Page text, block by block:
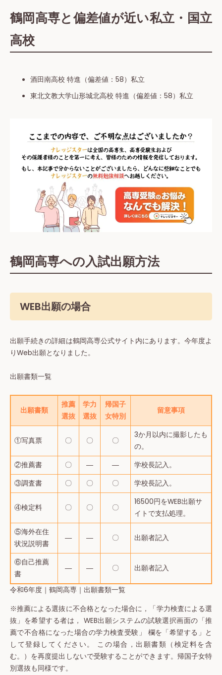
鶴岡高専と偏差値が近い私立・国立
高校
酒田南高校 特進（偏差値：58）私⽴
東北文教大学山形城北高校 特進（偏差値：58）私⽴
鶴岡高専への入試出願方法
WEB出願の場合
出願手続きの詳細は鶴岡高専公式サイト内にあります。今年度よ
りWeb出願となりました。
出願書類一覧
出願書類
推薦
選抜
学力
選抜
帰国子
女特別
留意事項
①写真票 〇 〇 〇
3か月以内に撮影したも
の。
②推薦書
〇 ― ―
学校長記入。
③調査書
〇 〇 〇 学校長記入。
④検定料 〇 〇 〇
16500円をWEB出願サ
イトで支払処理。
⑤海外在住
状況説明書
― ― 〇 出願者記入
⑥自己推薦
書
― ― 〇 出願者記入
令和6年度｜鶴岡高専｜出願書類一覧
※推薦による選抜に不合格となった場合に，「学力検査による選
抜」を希望する者は， WEB出願システムの試験選択画面の「推
薦で不合格になった場合の学力検査受験」 欄を「希望する」と
して登録してください。 この場合，出願書類（検定料を含
む。）を再度提出しないで受験することができます。帰国子女特
別選抜も同様です。